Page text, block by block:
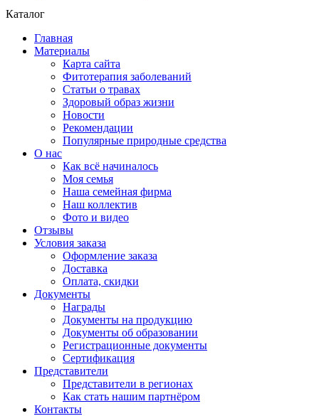
Каталог
Главная
Материалы
Карта сайта
Фитотерапия заболеваний
Статьи о травах
Здоровый образ жизни
Новости
Рекомендации
Популярные природные средства
О нас
Как всё начиналось
Моя семья
Наша семейная фирма
Наш коллектив
Фото и видео
Отзывы
Условия заказа
Оформление заказа
Доставка
Оплата, скидки
Документы
Награды
Документы на продукцию
Документы об образовании
Регистрационные документы
Сертификация
Представители
Представители в регионах
Как стать нашим партнёром
Контакты